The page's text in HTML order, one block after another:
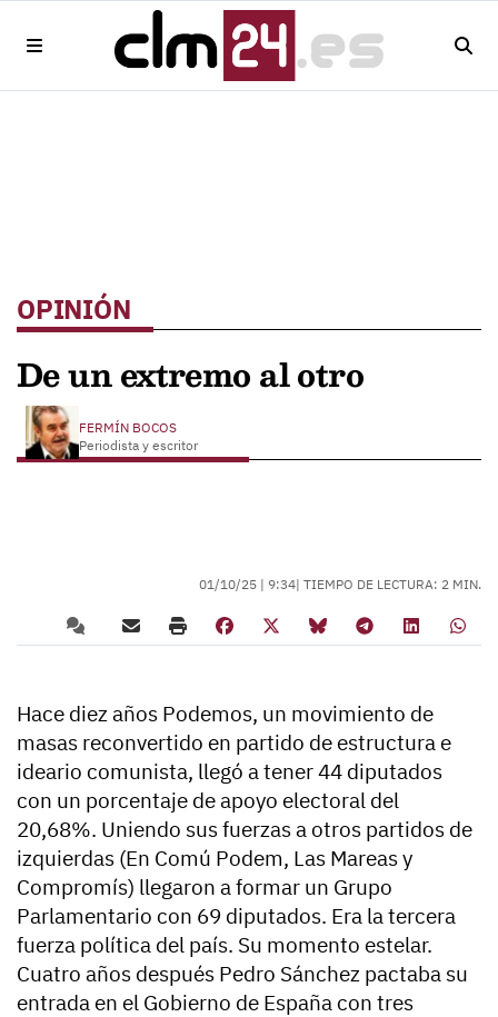
OPINIÓN
De un extremo al otro
FERMÍN BOCOS
Periodista y escritor
01/10/25 | 9:34| TIEMPO DE LECTURA: 2 MIN.
Hace diez años Podemos, un movimiento de
masas reconvertido en partido de estructura e
ideario comunista, llegó a tener 44 diputados
con un porcentaje de apoyo electoral del
20,68%. Uniendo sus fuerzas a otros partidos de
izquierdas (En Comú Podem, Las Mareas y
Compromís) llegaron a formar un Grupo
Parlamentario con 69 diputados. Era la tercera
fuerza política del país. Su momento estelar.
Cuatro años después Pedro Sánchez pactaba su
entrada en el Gobierno de España con tres